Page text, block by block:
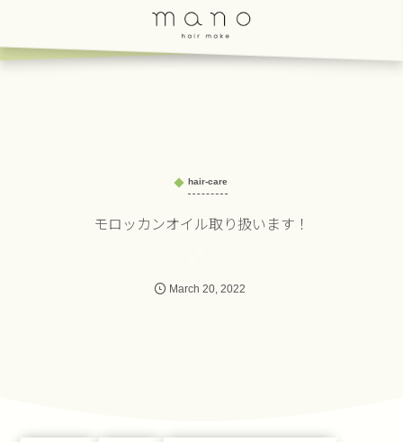
hair-care
モロッカンオイル取り扱います！
March 20, 2022